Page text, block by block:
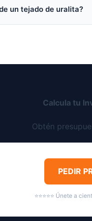
un tejado de uralita?
Calcula tu
Obtén
PEDIR
⭐⭐⭐⭐⭐ Únete a